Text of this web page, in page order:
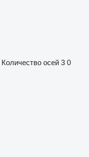
Количество осей 3 0